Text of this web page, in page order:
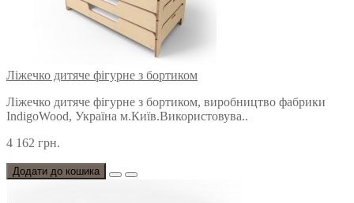
Ліжечко дитяче фігурне з бортиком
Ліжечко дитяче фігурне з бортиком, виробництво фабрики
IndigoWood, Україна м.Київ.Використовува..
4 162 грн.
Додати до кошика